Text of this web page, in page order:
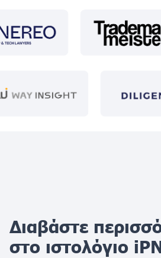
Διαβάστε
στο ιστολόγιο